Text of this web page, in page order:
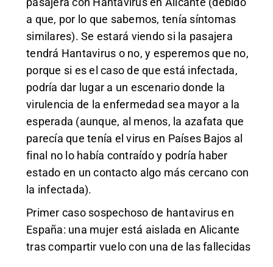
a que, por lo que sabemos, tenía síntomas
similares). Se estará viendo si la pasajera
tendrá Hantavirus o no, y esperemos que no,
porque si es el caso de que está infectada,
podría dar lugar a un escenario donde la
virulencia de la enfermedad sea mayor a la
esperada (aunque, al menos, la azafata que
parecía que tenía el virus en Países Bajos al
final no lo había contraído y podría haber
estado en un contacto algo más cercano con
la infectada).
Primer caso sospechoso de hantavirus en
España: una mujer está aislada en Alicante
tras compartir vuelo con una de las fallecidas